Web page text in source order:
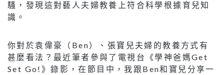
騷，發現這對藝人夫婦教養上符合科學根據育兒知
識。
你對於袁偉豪（Ben）、張寶兒夫婦的教養方式有
甚麼看法？最近筆者參與了電視台《學神爸媽Get
Set Go!》錄影，在節目中，我跟Ben和寶兒分享一